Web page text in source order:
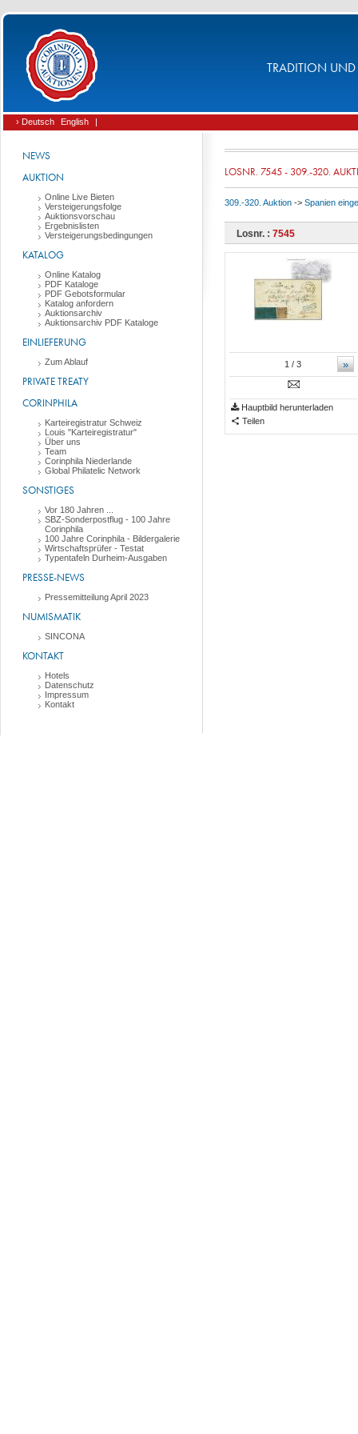
TRADITION UND
› Deutsch English |
NEWS
AUKTION
Online Live Bieten
Versteigerungsfolge
Auktionsvorschau
Ergebnislisten
Versteigerungsbedingungen
KATALOG
Online Katalog
PDF Kataloge
PDF Gebotsformular
Katalog anfordern
Auktionsarchiv
Auktionsarchiv PDF Kataloge
EINLIEFERUNG
Zum Ablauf
PRIVATE TREATY
CORINPHILA
Karteiregistratur Schweiz
Louis "Karteiregistratur"
Über uns
Team
Corinphila Niederlande
Global Philatelic Network
SONSTIGES
Vor 180 Jahren ...
SBZ-Sonderpostflug - 100 Jahre
Corinphila
100 Jahre Corinphila - Bildergalerie
Wirtschaftsprüfer - Testat
Typentafeln Durheim-Ausgaben
PRESSE-NEWS
Pressemitteilung April 2023
NUMISMATIK
SINCONA
KONTAKT
Hotels
Datenschutz
Impressum
Kontakt
LOSNR. 7545 - 309.-320.
309.-320. Auktion -> Spanien
Losnr. : 7545
»
1 / 3
Hauptbild herunterladen
Teilen